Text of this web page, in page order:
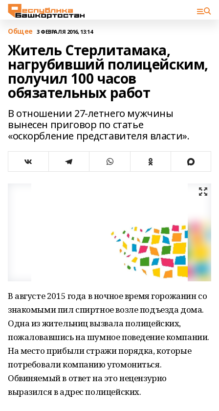
Общее 3 ФЕВРАЛЯ 2016, 13:14
Житель Стерлитамака,
нагрубивший полицейским,
получил 100 часов
обязательных работ
В отношении 27-летнего мужчины
вынесен приговор по статье
«оскорбление представителя власти».
В августе 2015 года в ночное время горожанин со
знакомыми пил спиртное возле подъезда дома.
Одна из жительниц вызвала полицейских,
пожаловавшись на шумное поведение компании.
На место прибыли стражи порядка, которые
потребовали компанию угомониться.
Обвиняемый в ответ на это нецензурно
выразился в адрес полицейских.